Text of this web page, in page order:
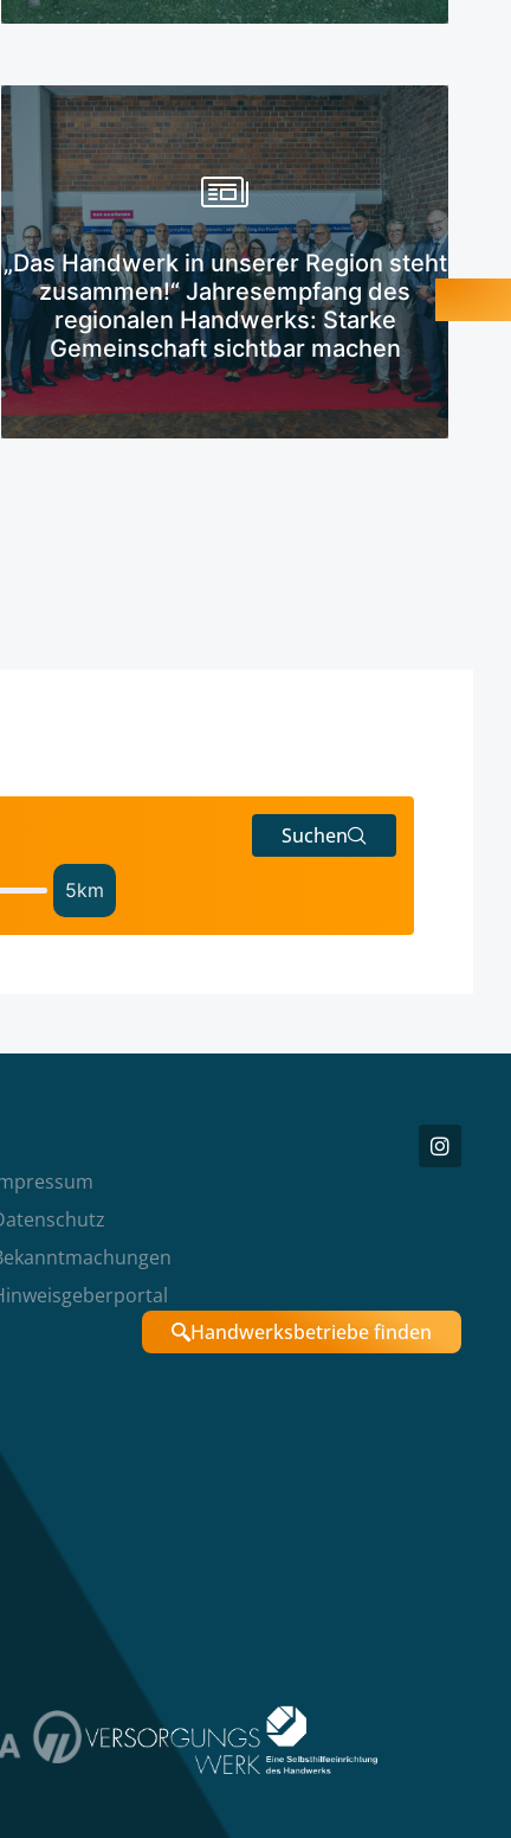
„Das Handwerk in unserer Region steht
zusammen!“ Jahresempfang des
regionalen Handwerks: Starke
Gemeinschaft sichtbar machen
Mehr erfahren
5km
Suchen
Handwerksbetriebe finden